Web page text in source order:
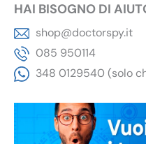
HAI BISOGNO DI
shop@doctorspy.it
085 950114
348 0129540 (solo